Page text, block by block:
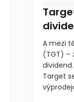
A mezi
(TGT) –
Target